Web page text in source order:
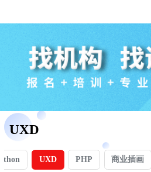
UXD
UXD PHP 商业插画